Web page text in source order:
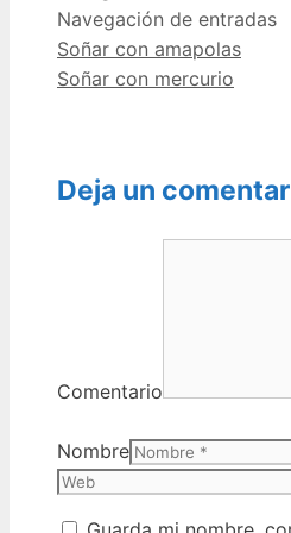
Navegación de entradas
Soñar con amapolas
Soñar con mercurio
Deja un
Comentario
Nombre